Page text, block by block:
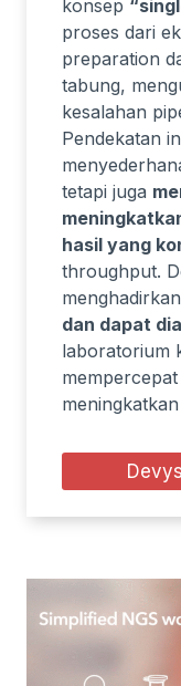
konsep
proses dari
preparation
tabung,
kesalahan
Pendekatan
tetapi juga
hasil yang
throughput.
menghadirkan
dan dapat
laboratorium